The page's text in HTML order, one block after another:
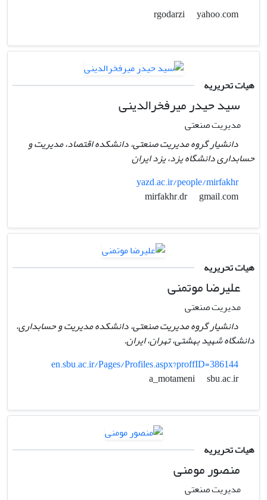
yahoo.com
هیات تحریریه
سید حیدر میرفخرالدینی
مدیریت صنعتی
دانشیار گروه مدیریت صنعتی، دانشکده اقتصاد، مدیریت و
حسابداری دانشگاه یزد، یزد ایران
yazd.ac.ir/people/mirfakhr
gmail.com
هیات تحریریه
علیرضا موتمنی
مدیریت صنعتی
دانشیار گروه مدیریت صنعتی، دانشکده مدیریت و حسابداری،
دانشگاه شهید بهشتی، تهران، ایران.
en.sbu.ac.ir/Pages/Profiles.aspx?proffID=386144
a_motameni
sbu.ac.ir
هیات تحریریه
منصور مومنی
مدیریت صنعتی